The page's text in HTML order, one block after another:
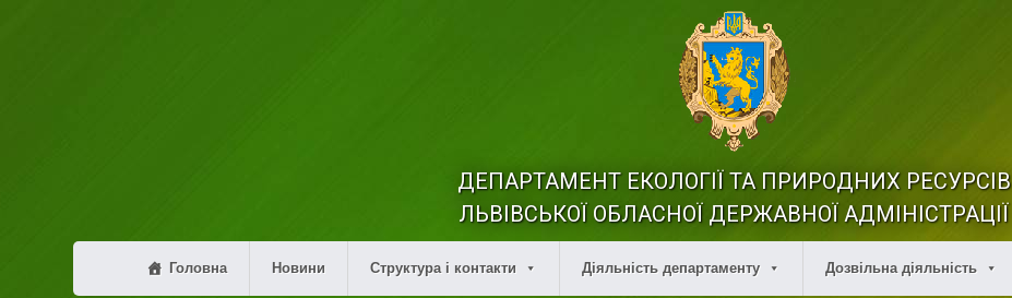
ДЕПАРТАМЕНТ ЕКОЛОГІЇ ТА ПРИРОДНИХ РЕСУРСІВ
ЛЬВІВСЬКОЇ ОБЛАСНОЇ ДЕРЖАВНОЇ АДМІНІСТРАЦІЇ
Головна Новини Структура і контакти Діяльність департаменту Дозвільна діяльність